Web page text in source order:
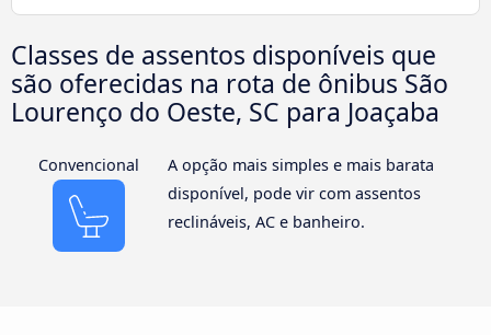
Classes de assentos disponíveis que
são oferecidas na rota de ônibus São
Lourenço do Oeste, SC para Joaçaba
Convencional
A opção mais simples e mais barata
disponível, pode vir com assentos
reclináveis, AC e banheiro.